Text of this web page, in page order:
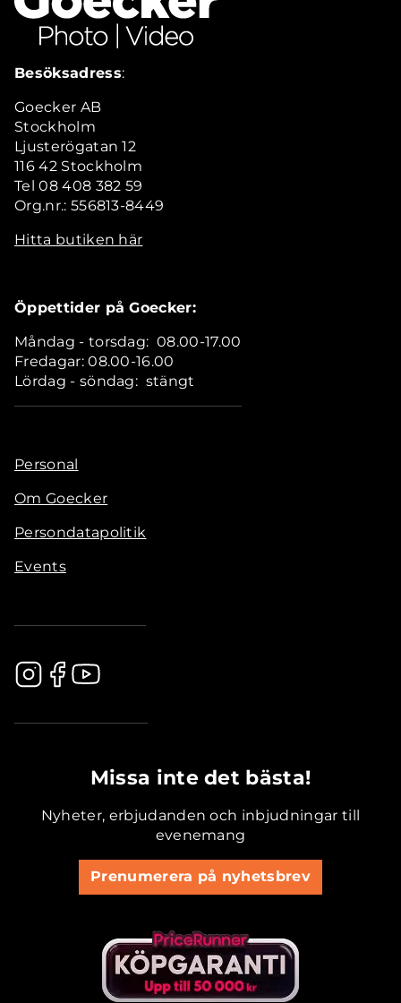
Besöksadress:
Goecker AB
Stockholm
Ljusterögatan 12
116 42 Stockholm
Tel 08 408 382 59
Org.nr.: 556813-8449
Hitta butiken här
Öppettider på Goecker:
Måndag - torsdag: 08.00-17.00
Fredagar: 08.00-16.00
Lördag - söndag: stängt
Personal
Om Goecker
Persondatapolitik
Events
Missa inte det bästa!
Nyheter, erbjudanden och inbjudningar till
evenemang
Prenumerera på nyhetsbrev